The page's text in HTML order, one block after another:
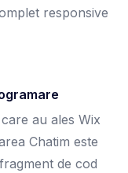
responsive
au ales Wix
Chatim este
de cod